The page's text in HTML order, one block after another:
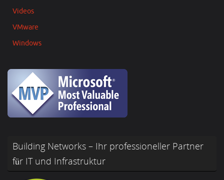
Videos
VMware
Windows
Building Networks – Ihr professioneller Partner
für IT und Infrastruktur